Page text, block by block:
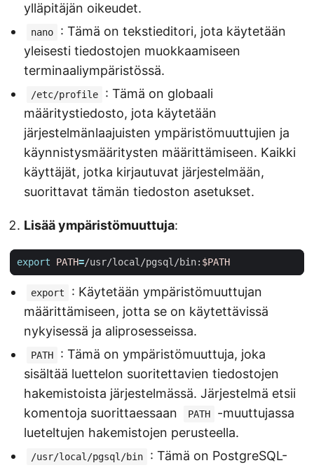
ylläpitäjän oikeudet.
nano
: Tämä on tekstieditori, jota käytetään
yleisesti tiedostojen muokkaamiseen
terminaaliympäristössä.
/etc/profile
: Tämä on globaali
määritystiedosto, jota käytetään
järjestelmänlaajuisten ympäristömuuttujien ja
käynnistysmääritysten määrittämiseen. Kaikki
käyttäjät, jotka kirjautuvat järjestelmään,
suorittavat tämän tiedoston asetukset.
Lisää ympäristömuuttuja:
export PATH=/usr/local/pgsql/bin: $PATH
export
: Käytetään ympäristömuuttujan
määrittämiseen, jotta se on käytettävissä
nykyisessä ja aliprosesseissa.
PATH
: Tämä on ympäristömuuttuja, joka
sisältää luettelon suoritettavien tiedostojen
hakemistoista järjestelmässä. Järjestelmä etsii
komentoja suorittaessaan
PATH
-muuttujassa
lueteltujen hakemistojen perusteella.
/usr/local/pgsql/bin
: Tämä on PostgreSQL-